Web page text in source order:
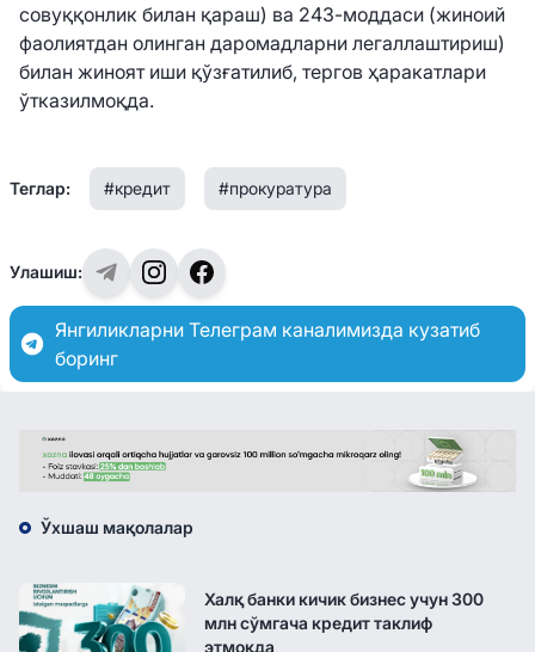
совуққонлик билан қараш) ва 243-моддаси (жиноий
фаолиятдан олинган даромадларни легаллаштириш)
билан жиноят иши қўзғатилиб, тергов ҳаракатлари
ўтказилмоқда.
Теглар: #кредит #прокуратура
Улашиш:
Янгиликларни Телеграм каналимизда кузатиб
боринг
Ўхшаш мақолалар
Халқ банки кичик бизнес учун 300
млн сўмгача кредит таклиф
этмоқда